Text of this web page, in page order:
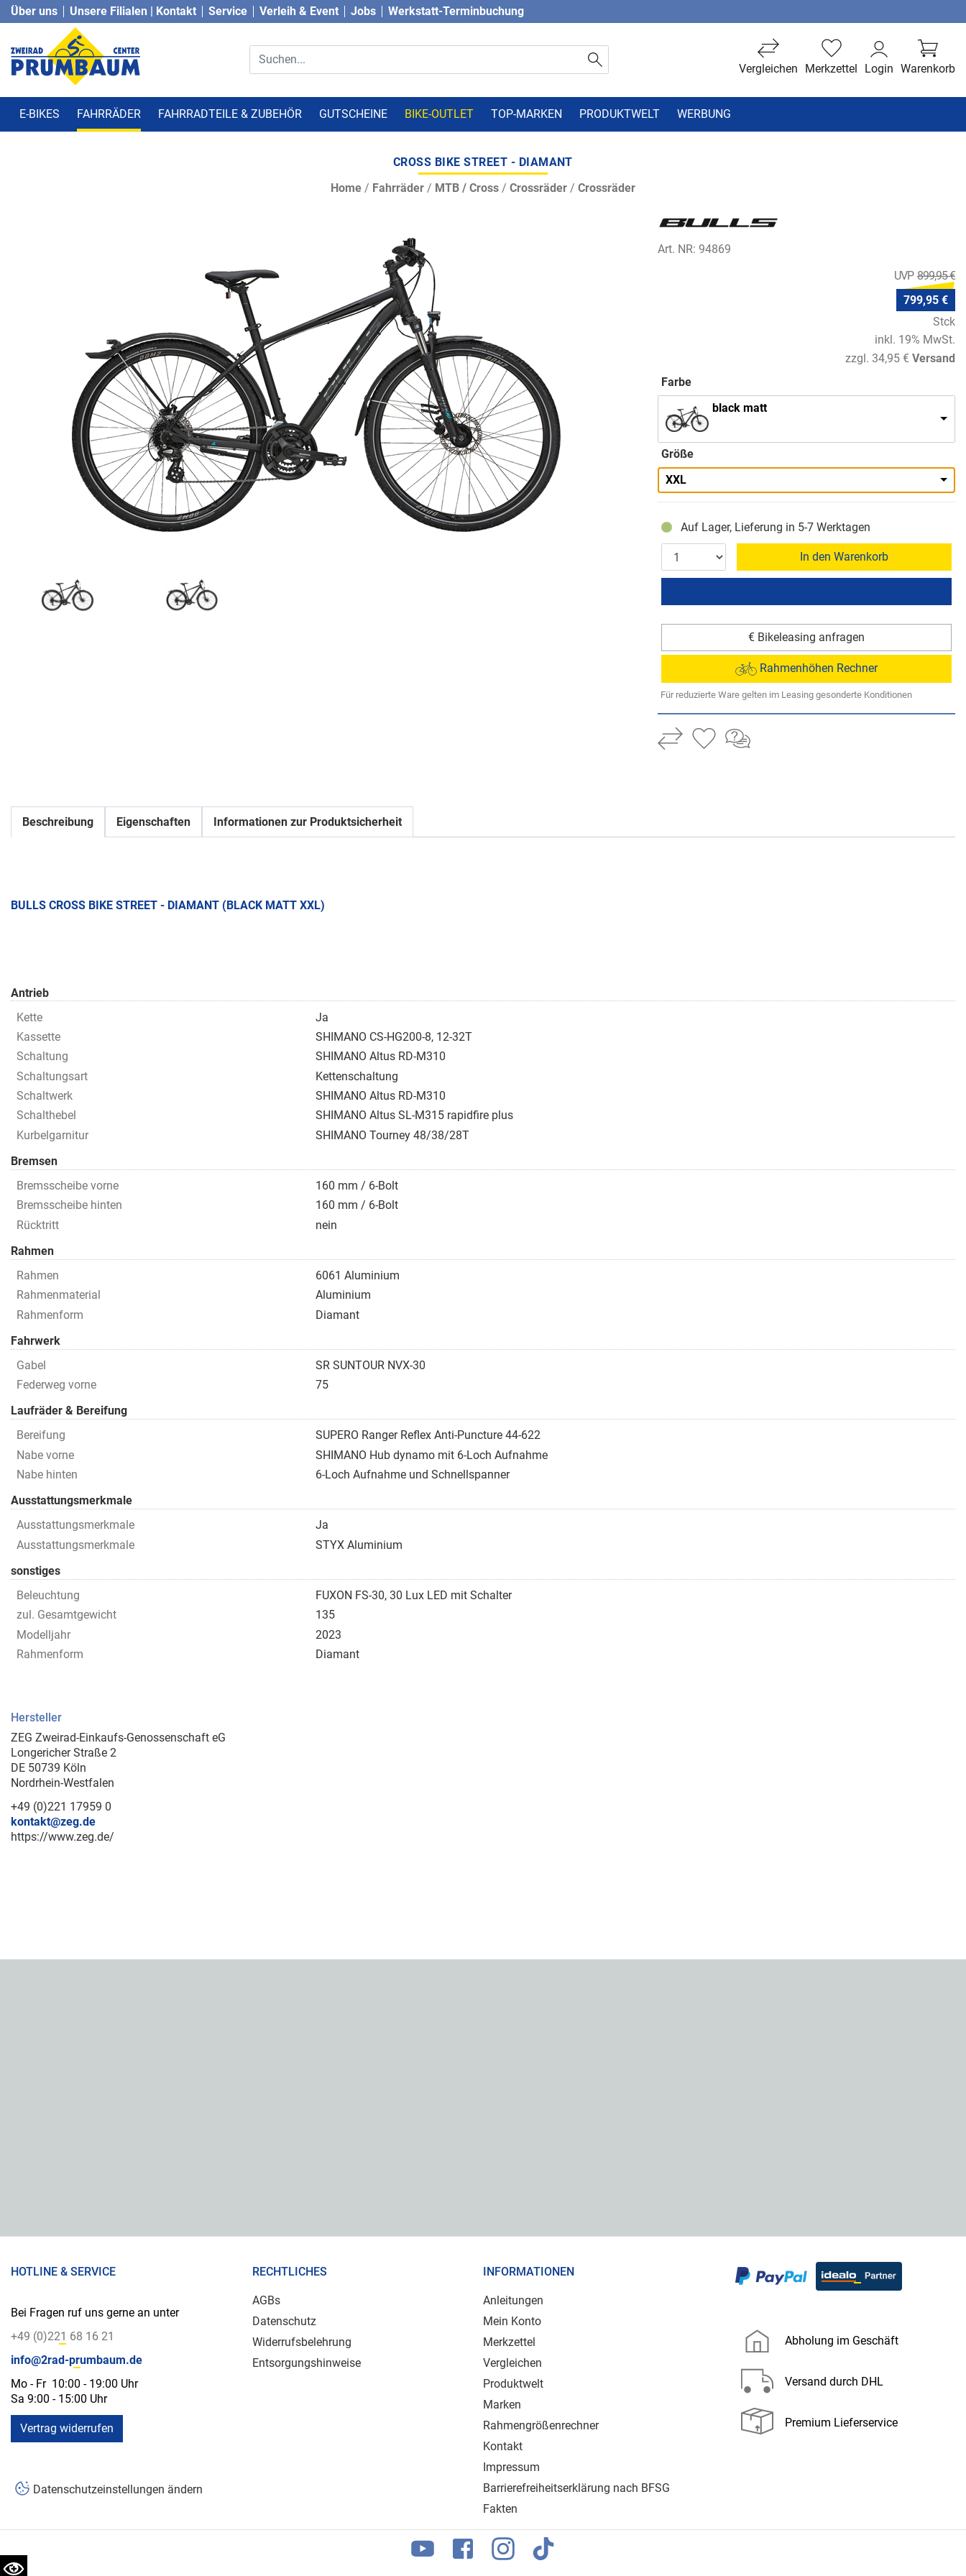
Über uns Unsere Filialen | Kontakt Service Verleih & Event Jobs Werkstatt-Terminbuchung
Warenkorb
Login
Merkzettel
Vergleichen
E-BIKES FAHRRÄDER FAHRRADTEILE & ZUBEHÖR GUTSCHEINE BIKE-OUTLET TOP-MARKEN PRODUKTWELT WERBUNG
CROSS BIKE STREET - DIAMANT
Home / Fahrräder / MTB / Cross / Crossräder / Crossräder
Art. NR: 94869
899,95 €
799,95 €
Stck
inkl. 19% MwSt.
zzgl. 34,95 € Versand
Farbe
black matt
Größe
XXL
Auf Lager, Lieferung in 5-7 Werktagen
In den Warenkorb
€ Bikeleasing anfragen
Rahmenhöhen Rechner
Für reduzierte Ware gelten im Leasing gesonderte Konditionen
Beschreibung Eigenschaften Informationen zur Produktsicherheit
BULLS CROSS BIKE STREET - DIAMANT (BLACK MATT XXL)
Antrieb
Kette
Ja
Kassette
SHIMANO CS-HG200-8, 12-32T
Schaltung
SHIMANO Altus RD-M310
Schaltungsart
Kettenschaltung
Schaltwerk
SHIMANO Altus RD-M310
Schalthebel
SHIMANO Altus SL-M315 rapidfire plus
Kurbelgarnitur
SHIMANO Tourney 48/38/28T
Bremsen
Bremsscheibe vorne
160 mm / 6-Bolt
Bremsscheibe hinten
160 mm / 6-Bolt
Rücktritt
nein
Rahmen
Rahmen
6061 Aluminium
Rahmenmaterial
Aluminium
Rahmenform
Diamant
Fahrwerk
Gabel
SR SUNTOUR NVX-30
Federweg vorne
75
Laufräder & Bereifung
Bereifung
SUPERO Ranger Reflex Anti-Puncture 44-622
Nabe vorne
SHIMANO Hub dynamo mit 6-Loch Aufnahme
Nabe hinten
6-Loch Aufnahme und Schnellspanner
Ausstattungsmerkmale
Ausstattungsmerkmale
Ja
Ausstattungsmerkmale
STYX Aluminium
sonstiges
Beleuchtung
FUXON FS-30, 30 Lux LED mit Schalter
zul. Gesamtgewicht
135
Modelljahr
2023
Rahmenform
Diamant
Hersteller
ZEG Zweirad-Einkaufs-Genossenschaft eG
Longericher Straße 2
DE 50739 Köln
Nordrhein-Westfalen
+49 (0)221 17959 0
kontakt@zeg.de
https://www.zeg.de/
HOTLINE & SERVICE
Bei Fragen ruf uns gerne an unter
+49 (0)221 68 16 21
info@2rad-prumbaum.de
Mo - Fr 10:00 - 19:00 Uhr
Sa 9:00 - 15:00 Uhr
Vertrag widerrufen
Datenschutzeinstellungen ändern
RECHTLICHES
AGBs
Datenschutz
Widerrufsbelehrung
Entsorgungshinweise
INFORMATIONEN
Anleitungen
Mein Konto
Merkzettel
Vergleichen
Produktwelt
Marken
Rahmengrößenrechner
Kontakt
Impressum
Barrierefreiheitserklärung nach BFSG
Fakten
Abholung im Geschäft
Versand durch DHL
Premium Lieferservice